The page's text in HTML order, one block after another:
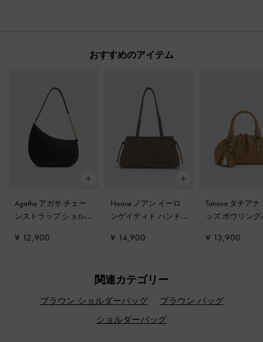
おすすめのアイテム
Agatha アガサ チェー
ンストラップ ショル
¥ 12,900
Noane ノアン イーロ
ンゲイティド ハンド
ストーングレー
¥ 14,900
Tatiana タチアナ
ッズ ボウリング
¥ 13,900
関連カテゴリー
ブラウン ショルダーバッグ
ブラウン バッグ
ショルダーバッグ